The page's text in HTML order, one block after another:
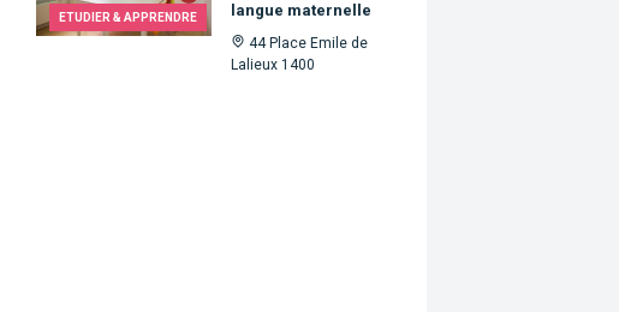
ETUDIER & APPRENDRE
langue maternelle
44 Place Emile de
Lalieux 1400